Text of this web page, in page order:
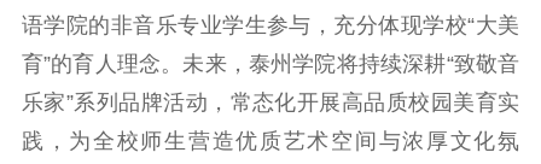
精品出版 全民阅读
出版监管
扫黄打非
电影工作
语学院的非音乐专业学生参与，充分体现学校“大美
育”的育人理念。未来，泰州学院将持续深耕“致敬音
乐家”系列品牌活动，常态化开展高品质校园美育实
践，为全校师生营造优质艺术空间与浓厚文化氛